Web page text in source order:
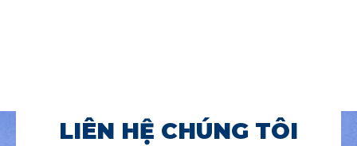
LIÊN HỆ CHÚNG TÔI